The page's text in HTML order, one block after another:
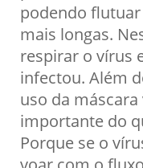
podendo
mais longas.
respirar o vírus
infectou. Além
uso da
importante do
Porque se o